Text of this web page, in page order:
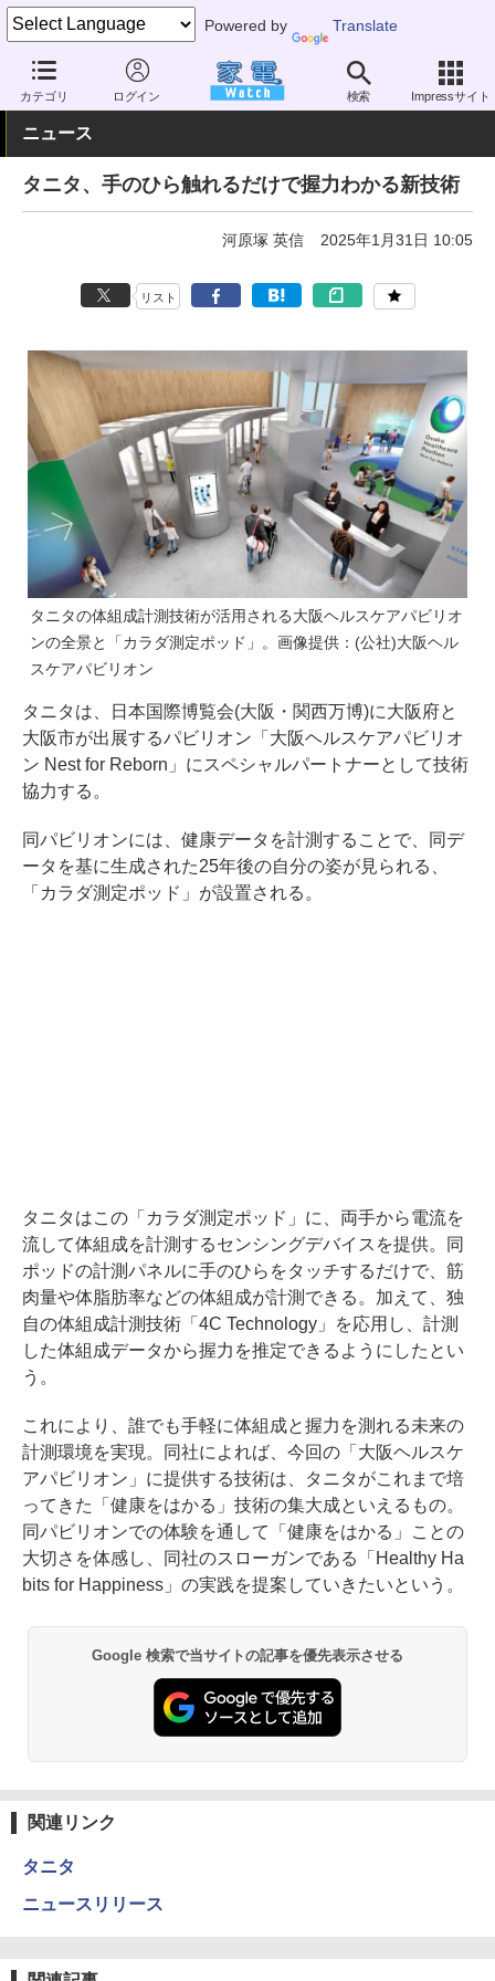
Powered by Translate
カテゴリ ログイン 検索 Impressサイト
家電 Watch 業界動向 業界動向 企業動向
ニュース
タニタ、手のひら触れるだけで握力わかる新技術
河原塚 英信 2025年1月31日 10:05
リスト
タニタの体組成計測技術が活用される大阪ヘルスケアパビリオ
ンの全景と「カラダ測定ポッド」。画像提供：(公社)大阪ヘル
スケアパビリオン
タニタは、日本国際博覧会(大阪・関西万博)に大阪府と
大阪市が出展するパビリオン「大阪ヘルスケアパビリオ
ン Nest for Reborn」にスペシャルパートナーとして技術
協力する。
同パビリオンには、健康データを計測することで、同デ
ータを基に生成された25年後の自分の姿が見られる、
「カラダ測定ポッド」が設置される。
タニタはこの「カラダ測定ポッド」に、両手から電流を
流して体組成を計測するセンシングデバイスを提供。同
ポッドの計測パネルに手のひらをタッチするだけで、筋
肉量や体脂肪率などの体組成が計測できる。加えて、独
自の体組成計測技術「4C Technology」を応用し、計測
した体組成データから握力を推定できるようにしたとい
う。
これにより、誰でも手軽に体組成と握力を測れる未来の
計測環境を実現。同社によれば、今回の「大阪ヘルスケ
アパビリオン」に提供する技術は、タニタがこれまで培
ってきた「健康をはかる」技術の集大成といえるもの。
同パビリオンでの体験を通して「健康をはかる」ことの
大切さを体感し、同社のスローガンである「Healthy Ha
bits for Happiness」の実践を提案していきたいという。
Google 検索で当サイトの記事を優先表示させる
関連リンク
タニタ
ニュースリリース